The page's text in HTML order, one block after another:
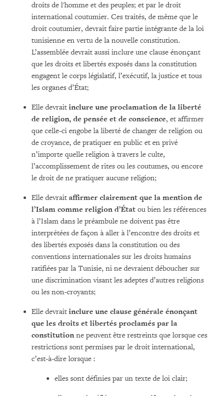
droits de l'homme et des peuples; et par le droit
international coutumier. Ces traités, de même que le
droit coutumier, devrait faire partie intégrante de la loi
tunisienne en vertu de la nouvelle constitution.
L’assemblée devrait aussi inclure une clause énonçant
que les droits et libertés exposés dans la constitution
engagent le corps législatif, l’exécutif, la justice et tous
les organes d’État;
Elle devrait inclure une proclamation de la liberté
de religion, de pensée et de conscience, et affirmer
que celle-ci engobe la liberté de changer de religion ou
de croyance, de pratiquer en public et en privé
n’importe quelle religion à travers le culte,
l’accomplissement de rites ou les coutumes, ou encore
le droit de ne pratiquer aucune religion;
Elle devrait affirmer clairement que la mention de
l’Islam comme religion d’État ou bien les références
à l’Islam dans le préambule ne doivent pas être
interprétées de façon à aller à l’encontre des droits et
des libertés exposés dans la constitution ou des
conventions internationales sur les droits humains
ratifiées par la Tunisie, ni ne devraient déboucher sur
une discrimination visant les adeptes d’autres religions
ou les non-croyants;
Elle devrait inclure une clause générale énonçant
que les droits et libertés proclamés par la
constitution ne peuvent être restreints que lorsque ces
restrictions sont permises par le droit international,
c’est-à-dire lorsque :
elles sont définies par un texte de loi clair;